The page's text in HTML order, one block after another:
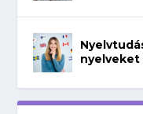
nyelveket